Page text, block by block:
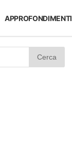
APPROFONDIMENTI